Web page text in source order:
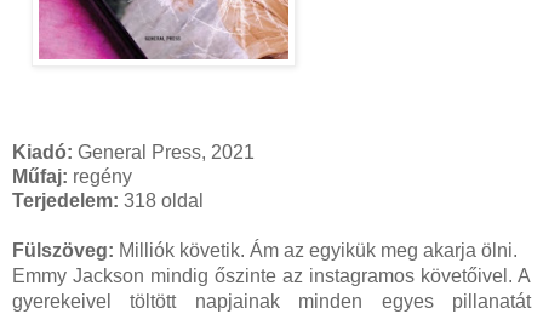
Kiadó: General Press, 2021
Műfaj: regény
Terjedelem: 318 oldal
Fülszöveg: Milliók követik. Ám az egyikük meg akarja ölni.
Emmy Jackson mindig őszinte az instagramos követőivel. A
gyerekeivel töltött napjainak minden egyes pillanatát